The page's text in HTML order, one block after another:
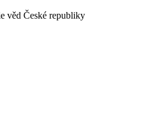
věd České republiky